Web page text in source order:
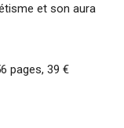
et son aura
pages, 39 €